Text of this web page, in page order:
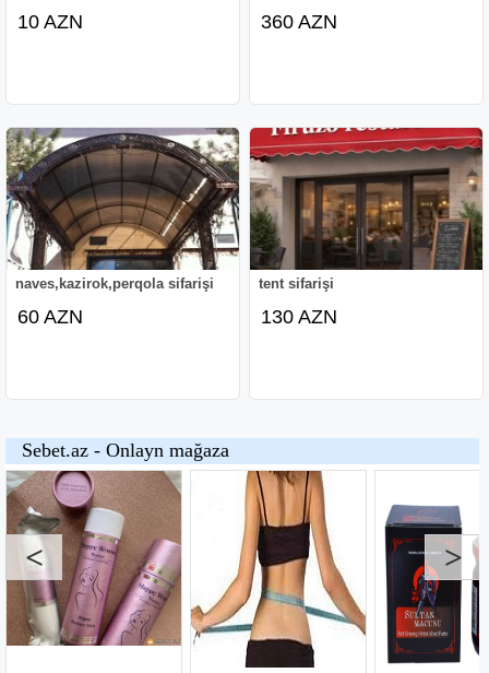
10 AZN 360 AZN
naves,kazirok,perqola sifarişi
60 AZN
tent sifarişi
130 AZN